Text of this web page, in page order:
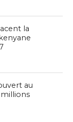
la
au